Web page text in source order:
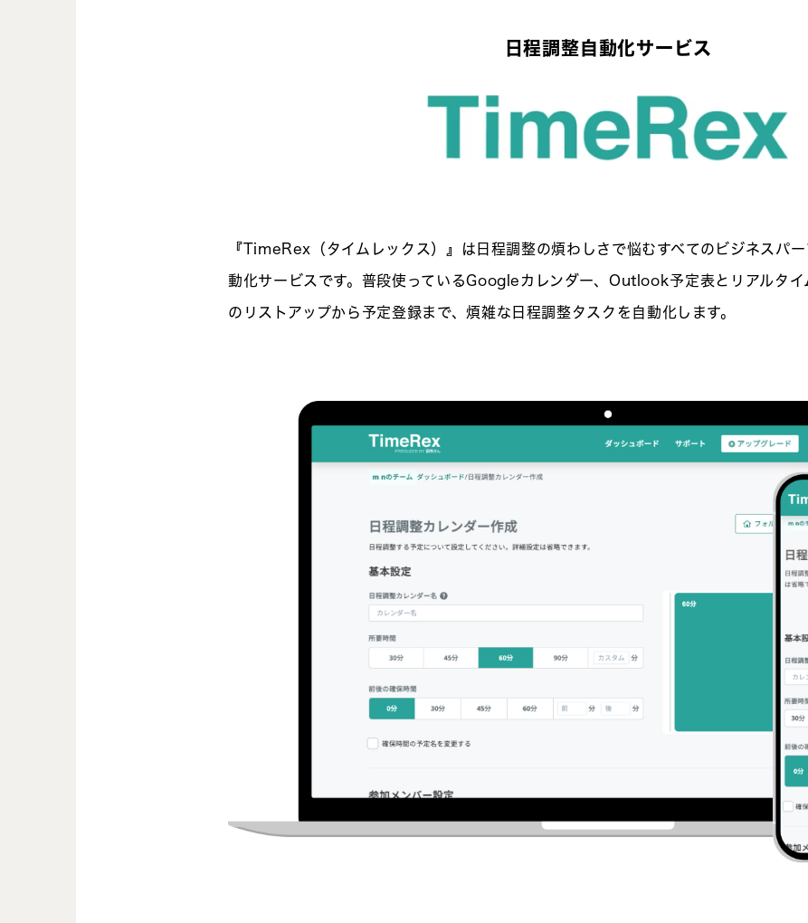
日程調整自動化サービス
『TimeRex（タイムレックス）』は日程調整の煩わしさで悩むすべてのビジネスパ
動化サービスです。普段使っているGoogleカレンダー、Outlook予定表とリアルタイ
のリストアップから予定登録まで、煩雑な日程調整タスクを自動化します。